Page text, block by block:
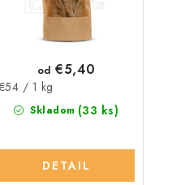
Skladom (33 ks)
od €5,40
cena:
/ 1 kg
DETAIL